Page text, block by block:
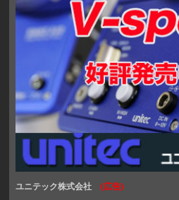
ユニテック株式会社 (広告)